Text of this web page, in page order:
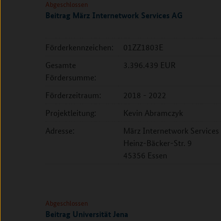
Abgeschlossen
Beitrag März Internetwork Services AG
Förderkennzeichen:
01ZZ1803E
Gesamte
Fördersumme:
3.396.439 EUR
Förderzeitraum:
2018 - 2022
Projektleitung:
Kevin Abramczyk
Adresse:
März Internetwork Services
Heinz-Bäcker-Str. 9
45356 Essen
Abgeschlossen
Beitrag Universität Jena